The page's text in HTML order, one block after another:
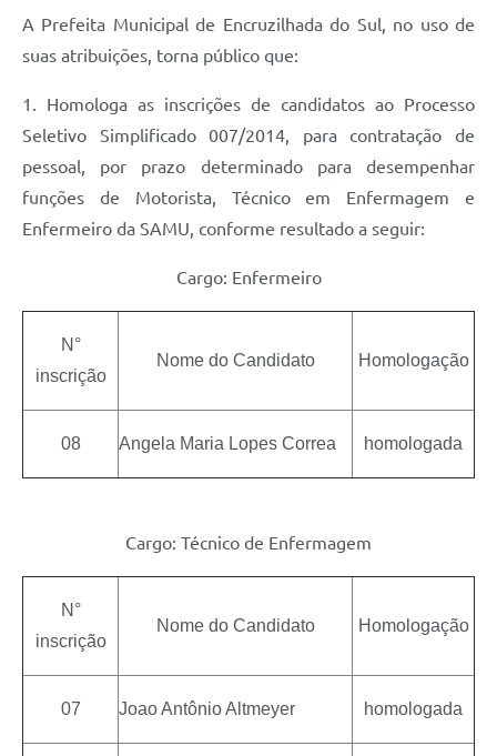
Relatório Ouvidoria 2022
Galeria de Fotos
Negócios
A Prefeita Municipal de Encruzilhada do Sul, no uso de
suas atribuições, torna público que:
1. Homologa as inscrições de candidatos ao Processo
Seletivo Simplificado 007/2014, para contratação de
pessoal, por prazo determinado para desempenhar
funções de Motorista, Técnico em Enfermagem e
Enfermeiro da SAMU, conforme resultado a seguir:
Cargo: Enfermeiro
N°
inscrição
Nome do Candidato Homologação
08 Angela Maria Lopes Correa homologada
Cargo: Técnico de Enfermagem
N°
inscrição
Nome do Candidato Homologação
07 Joao Antônio Altmeyer homologada